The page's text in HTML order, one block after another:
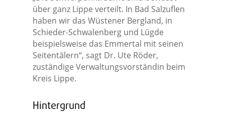
über ganz Lippe verteilt. In Bad Salzuflen
haben wir das Wüstener Bergland, in
Schieder-Schwalenberg und Lügde
beispielsweise das Emmertal mit seinen
Seitentälern“, sagt Dr. Ute Röder,
zuständige Verwaltungsvorständin beim
Kreis Lippe.
Hintergrund